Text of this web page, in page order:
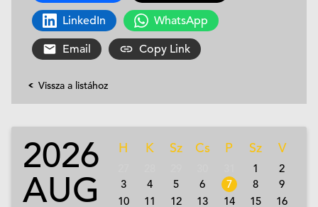
LinkedIn
WhatsApp
Email
Copy Link
Vissza a listához
2026
AUG
H K Sz Cs P Sz V
1
2
3
4 5 6 7 8
9
10
11 12 13 14 15 16